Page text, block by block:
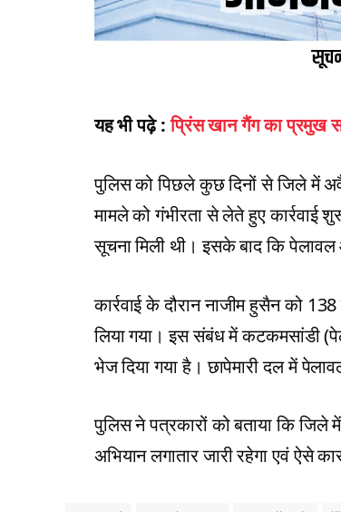
यह भी पढ़े :प्रिंस खान गैंग का प्रमुख
पुलिस को पिछले कुछ दिनों से जिले में
मामले को गंभीरता से लेते हुए कार्रवाई
सूचना मिली थी। इसके बाद कि पेलावल
कार्रवाई के दौरान नाजीम हुसैन को
लिया गया। इस संबंध में कटकमसांडी
भेज दिया गया है। छापेमारी दल में
पुलिस ने पत्रकारों को बताया कि
अभियान लगातार जारी रहेगा एवं ऐसे